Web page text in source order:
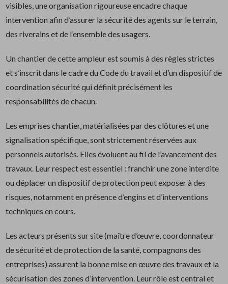
visibles, une organisation rigoureuse encadre chaque
intervention afin d’assurer la sécurité des agents sur le terrain,
des riverains et de l’ensemble des usagers.
Un chantier de cette ampleur est soumis à des règles strictes
et s’inscrit dans le cadre du Code du travail et d’un dispositif de
coordination sécurité qui définit précisément les
responsabilités de chacun.
Les emprises chantier, matérialisées par des clôtures et une
signalisation spécifique, sont strictement réservées aux
personnels autorisés. Elles évoluent au fil de l’avancement des
travaux. Leur respect est essentiel : franchir une zone interdite
ou déplacer un dispositif de protection peut exposer à des
risques, notamment en présence d’engins et d’interventions
techniques en cours.
Les acteurs présents sur site (maître d’œuvre, coordonnateur
de sécurité et de protection de la santé, compagnons des
entreprises) assurent la bonne mise en œuvre des travaux et la
sécurisation des zones d’intervention. Leur rôle est central et